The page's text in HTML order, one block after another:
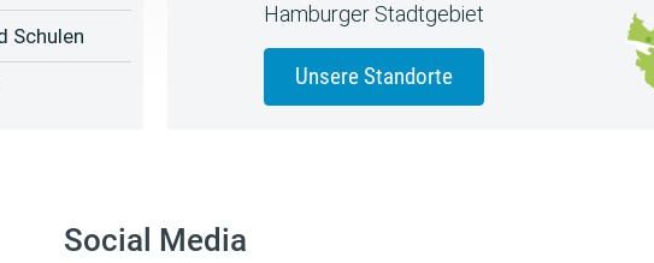
Schulen
Hamburger Stadtgebiet
Unsere Standorte
Social Media